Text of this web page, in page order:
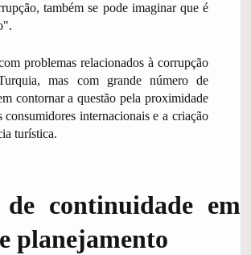
também se pode imaginar que é
problemas relacionados à corrupção
mas com grande número de
contornar a questão pela proximidade
consumidores internacionais e a criação
turística.
continuidade em
planejamento